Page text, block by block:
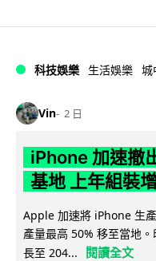
科技娛樂 生活娛樂 城
Vin 2 日
iPhone 加速撤
基地 上年組裝
Apple 加速將 iPhone 生
產量最高 50% 移至當地
長至 204...
閱讀全文